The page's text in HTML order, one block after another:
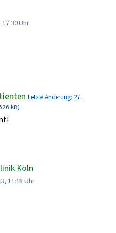
Uhr
Letzte Änderung: 27.
kB)
Köln
11:18 Uhr